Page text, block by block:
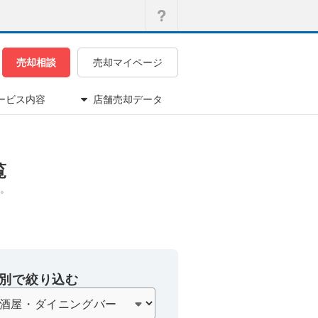
売却相談 売却マイページ
ビス内容 店舗売却データ
で絞り込む